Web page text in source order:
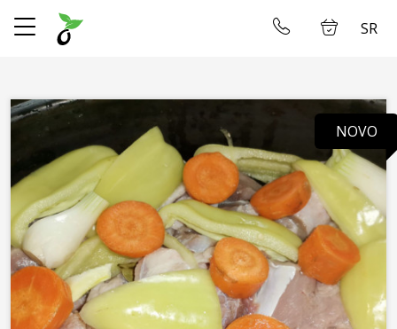
✕
Prodavnica
O Nama
Dostava
Restoran
Galerija
SR
NOVO